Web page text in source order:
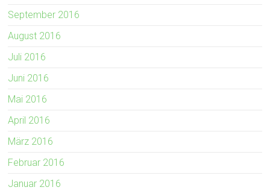
September 2016
August 2016
Juli 2016
Juni 2016
Mai 2016
April 2016
März 2016
Februar 2016
Januar 2016